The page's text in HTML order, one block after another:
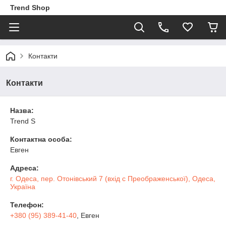
Trend Shop
Контакти
Контакти
Назва:
Trend S
Контактна особа:
Евген
Адреса:
г. Одеса, пер. Отонівський 7 (вхід с Преображенської), Одеса,
Україна
Телефон:
+380 (95) 389-41-40 , Евген